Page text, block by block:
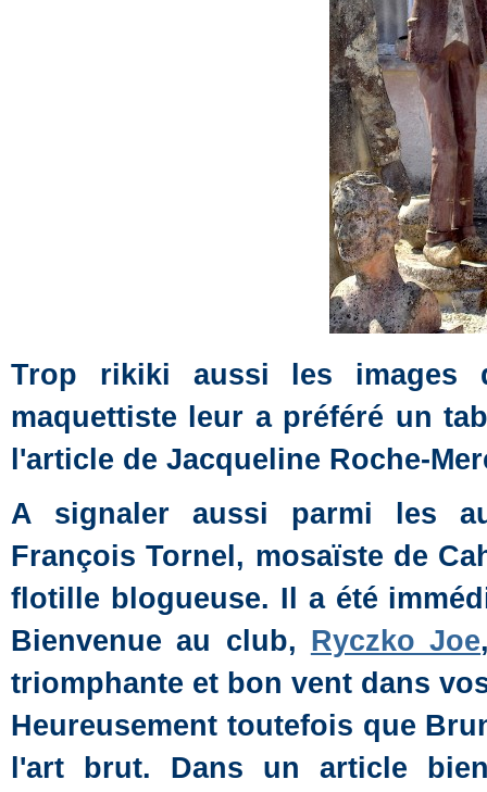
Trop rikiki aussi les images
maquettiste leur a préféré un
l'article de Jacqueline Roche-
A signaler aussi parmi les
François Tornel, mosaïste de
flotille blogueuse. Il a été
Bienvenue au club, Ryczko Joe
triomphante et bon vent dans
Heureusement toutefois que
l'art brut. Dans un article